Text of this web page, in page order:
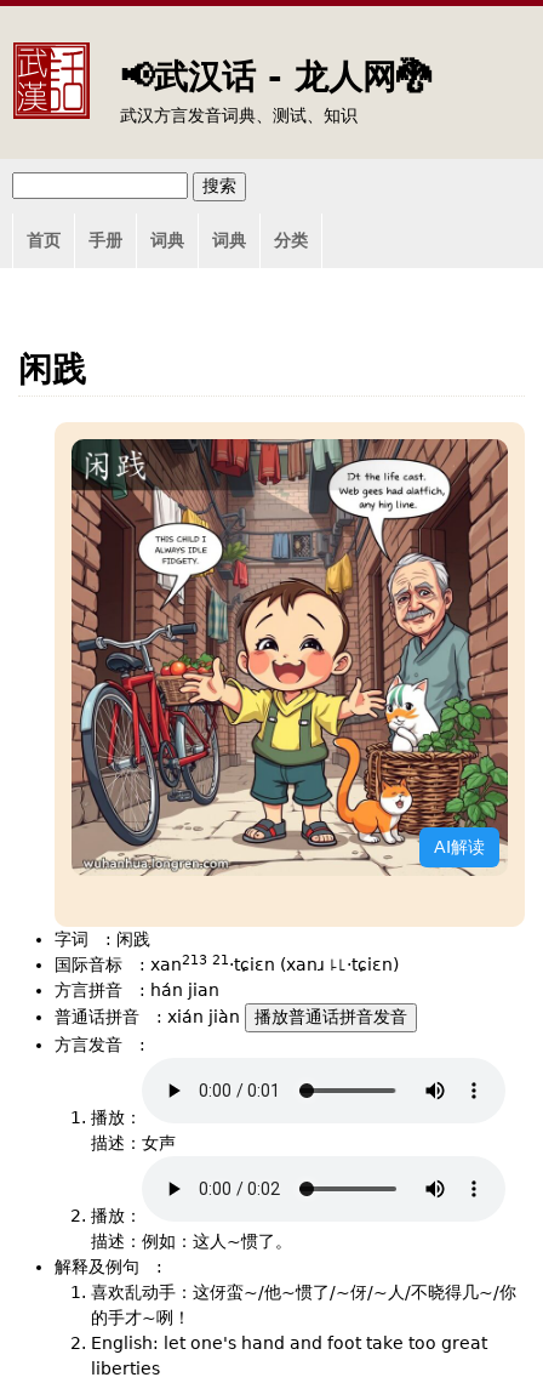
📢武汉话 - 龙人网🐉
武汉方言发音词典、测试、知识
单
索主首页 手册 词典 词典 分类
闲践
AI解读
字词 : 闲践
国际音标
: xan213 21 ·tɕiɛn (xanɹ ꜕꜖·tɕiɛn)
方言拼音
: hán jian
普通话拼音
: xián jiàn
播放普通话拼音发音
方言发音
:
播放：
描述：女声
播放：
描述：例如：这人~惯了。
解释及例句
:
喜欢乱动手：这伢蛮~/他~惯了/~伢/~人/不晓得几~/你
的手才~咧！
English: let one's hand and foot take too great
liberties